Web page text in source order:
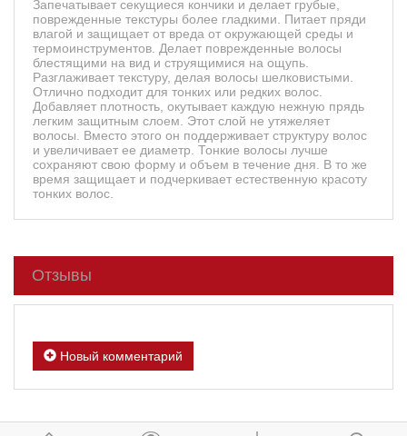
Запечатывает секущиеся кончики и делает грубые,
поврежденные текстуры более гладкими. Питает пряди
влагой и защищает от вреда от окружающей среды и
термоинструментов. Делает поврежденные волосы
блестящими на вид и струящимися на ощупь.
Разглаживает текстуру, делая волосы шелковистыми.
Отлично подходит для тонких или редких волос.
Добавляет плотность, окутывает каждую нежную прядь
легким защитным слоем. Этот слой не утяжеляет
волосы. Вместо этого он поддерживает структуру волос
и увеличивает ее диаметр. Тонкие волосы лучше
сохраняют свою форму и объем в течение дня. В то же
время защищает и подчеркивает естественную красоту
тонких волос.
Отзывы
Новый комментарий